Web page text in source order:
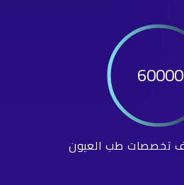
60000
تخصصات طب العيون